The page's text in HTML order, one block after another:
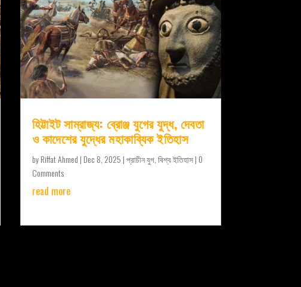
হিট্টাইট সাম্রাজ্য: ব্রোঞ্জ যুগের যুদ্ধ, দেবতা
ও কাদেশের যুদ্ধের মহাকাব্যিক ইতিহাস
byRiffat Ahmed | Dec 8, 2025 |প্রাচীন যুগ,বিশ্ব ইতিহাস| 0
Comments
read more